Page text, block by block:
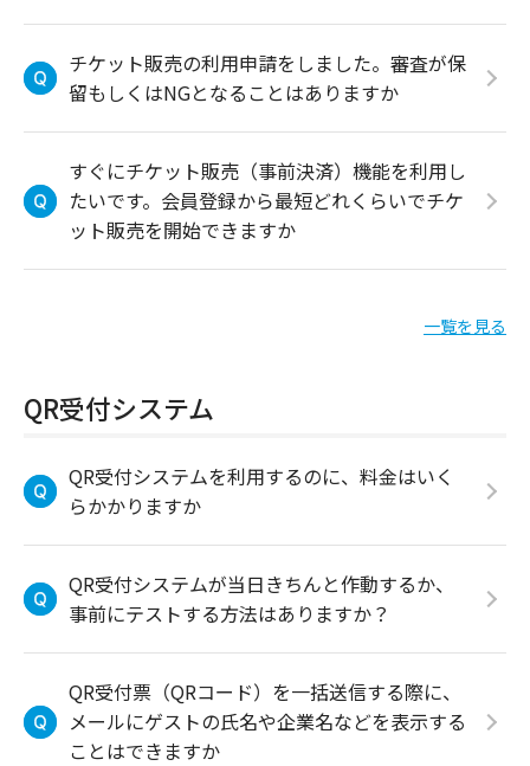
チケット販売の利用申請をしました。審査が保
留もしくはNGとなることはありますか
すぐにチケット販売（事前決済）機能を利用し
たいです。会員登録から最短どれくらいでチケ
ット販売を開始できますか
一覧を見る
QR受付システム
QR受付システムを利用するのに、料金はいく
らかかりますか
QR受付システムが当日きちんと作動するか、
事前にテストする方法はありますか？
QR受付票（QRコード）を一括送信する際に、
メールにゲストの氏名や企業名などを表示する
ことはできますか